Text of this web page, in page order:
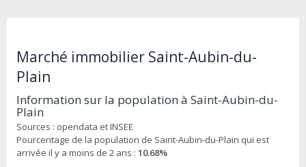
Marché immobilier Saint-Aubin-du-
Plain
Information sur la population à Saint-Aubin-du-
Plain
Sources : opendata et INSEE
Pourcentage de la population de Saint-Aubin-du-Plain qui est
arrivée il y a moins de 2 ans : 10.68%